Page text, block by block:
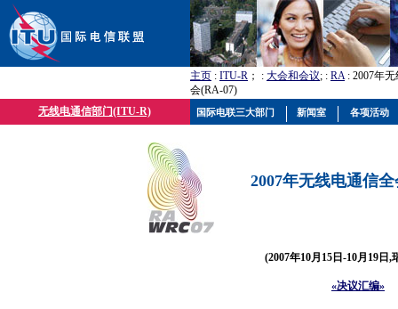
主页 : ITU-R ； : 大会和会议; : RA: 2007年
会(RA-07)
无线电通信部门(ITU-R)
2007年无线电通信
(2007年10月15日-10月19日,
«决议汇编»
国际电联三大部门 新闻室 各项活动